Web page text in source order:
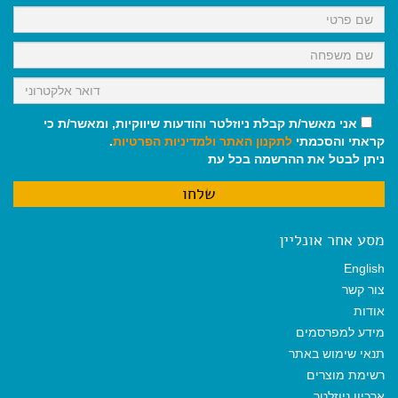
k
p
m
אני מאשר/ת קבלת ניוזלטר והודעות שיווקיות, ומאשר/ת כי
קראתי והסכמתי לתקנון האתר ולמדיניות הפרטיות.
ניתן לבטל את ההרשמה בכל עת
מסע אחר אונליין
English
צור קשר
אודות
מידע למפרסמים
תנאי שימוש באתר
רשימת מוצרים